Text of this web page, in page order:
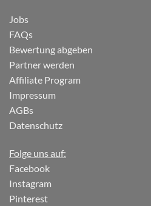
Jobs
FAQs
Bewertung abgeben
Partner werden
Affiliate Program
Impressum
AGBs
Datenschutz
Folge uns auf:
Facebook
Instagram
Pinterest